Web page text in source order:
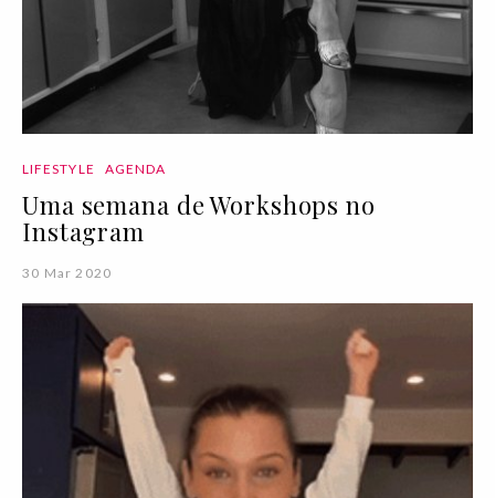
LIFESTYLE AGENDA
Uma semana de Workshops no
Instagram
30 Mar 2020